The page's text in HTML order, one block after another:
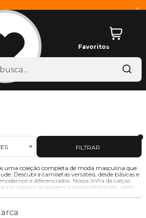
x
Favoritos
FILTRAR
uma coleção completa de moda masculina que
Descubra camisetas versáteis, desde básicas e
e diferenciados. Nossa linha de calças
clássico às joggers superconfortáveis, além
e durabilidade. Complete seu visual com
como bonés, mochilas e óculos. Seja qual for o